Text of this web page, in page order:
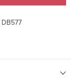
DB577